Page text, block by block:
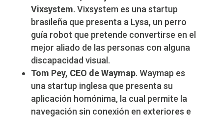
Vixsystem. Vixsystem es una startup
brasileña que presenta a Lysa, un perro
guía robot que pretende convertirse en el
mejor aliado de las personas con alguna
discapacidad visual.
Tom Pey, CEO de Waymap. Waymap es
una startup inglesa que presenta su
aplicación homónima, la cual permite la
navegación sin conexión en exteriores e